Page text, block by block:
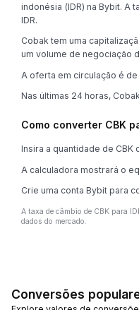
indonésia (IDR) na Bybit. A
IDR.
Cobak tem uma
um volume de negociação
A oferta em circulação é de
Nas últimas 24 horas,
Como converter CBK
Insira a quantidade de
A calculadora mostrará o
Crie uma conta Bybit para
A taxa de câmbio de CBK para
dados do mercado.
Conversões